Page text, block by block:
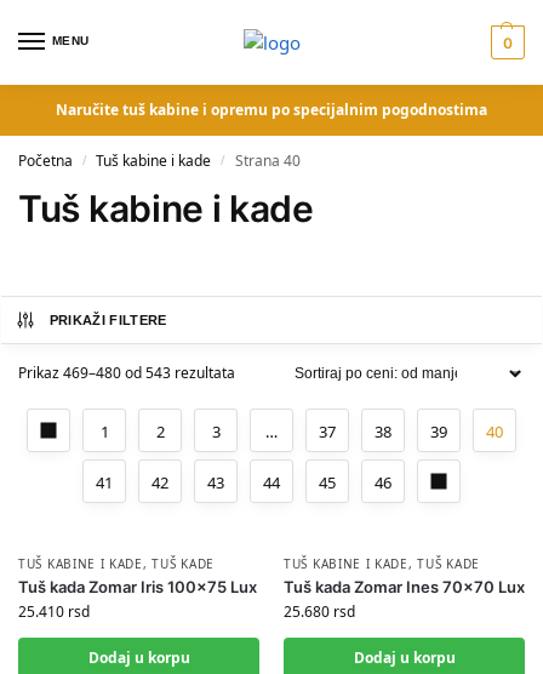
MENU 0
Naručite tuš kabine i opremu po specijalnim pogodnostima
Početna / Tuš kabine i kade / Strana 40
Tuš kabine i kade
PRIKAŽI FILTERE
Prikaz 469–480 od 543 rezultata
1 2 3 … 37 38 39 40
41 42 43 44 45 46
TUŠ KABINE I KADE,TUŠ KADE
Tuš kada Zomar Iris 100×75 Lux
25.410 rsd
Dodaj u korpu
TUŠ KABINE I KADE,TUŠ KADE
Tuš kada Zomar Ines 70×70 Lux
25.680 rsd
Dodaj u korpu